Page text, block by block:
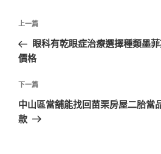
文
導
覽
上
一
篇
章
上一篇
眼科有乾眼症治療選擇種類墨
價格
下
一
篇
下一篇
中山區當舖能找回苗栗房屋二胎當
款